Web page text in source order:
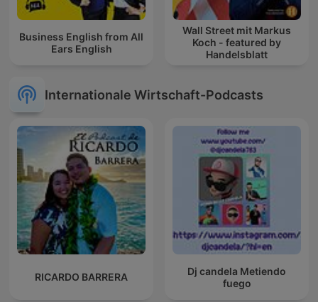
Business English from All
Ears English
Wall Street mit Markus
Koch - featured by
Handelsblatt
Internationale Wirtschaft-Podcasts
RICARDO BARRERA
Dj candela Metiendo
fuego